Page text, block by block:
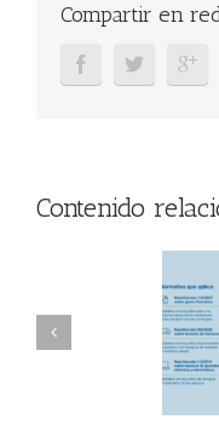
Compartir en
Contenido
AAEL y